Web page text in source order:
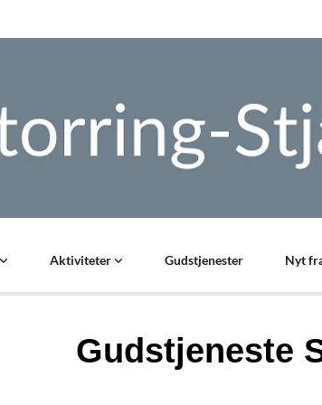
Aktiviteter Gudstjenester Nyt
Gudstjeneste